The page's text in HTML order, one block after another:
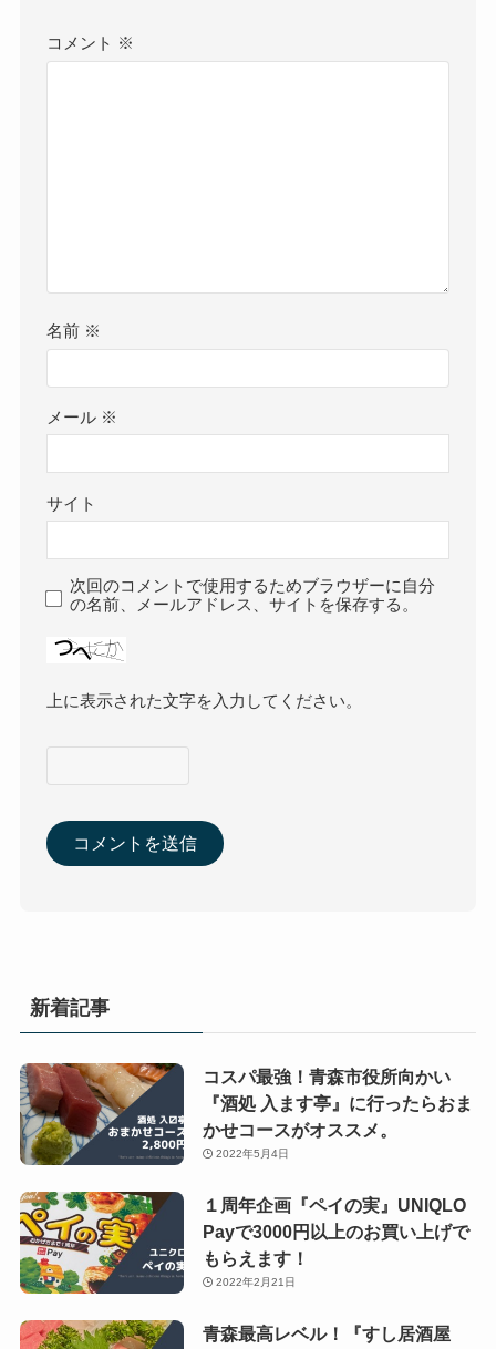
コメント ※
名前 ※
メール ※
サイト
次回のコメントで使用するためブラウザーに自分
の名前、メールアドレス、サイトを保存する。
上に表示された文字を入力してください。
新着記事
コスパ最強！青森市役所向かい
『酒処 入ます亭』に行ったらおま
かせコースがオススメ。
2022年5月4日
１周年企画『ペイの実』UNIQLO
Payで3000円以上のお買い上げで
もらえます！
2022年2月21日
青森最高レベル！『すし居酒屋